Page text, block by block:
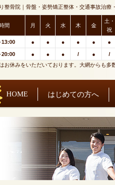
整骨院｜骨盤・姿勢矯正整体・交通事故治療
間 月 火 水 木 金
土・
祝
13:00 ● ● ● ● ● ●
20:00 ● ● ● / ● /
お休みをいただいております。大網からも多
HOME はじめての方へ